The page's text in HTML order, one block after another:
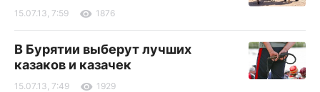
15.07.13, 7:59 1876
В Бурятии выберут лучших
казаков и казачек
15.07.13, 7:49 1929